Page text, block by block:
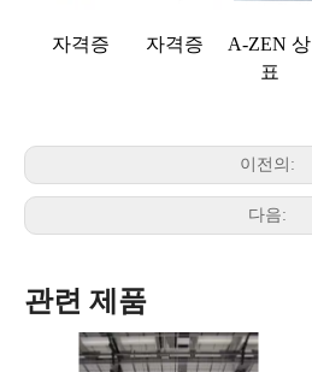
자격증 자격증
A-ZEN 상
표
이전의:
다음:
관련 제품